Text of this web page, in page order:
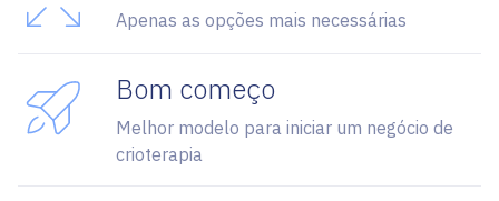
Apenas as opções mais necessárias
Bom começo
Melhor modelo para iniciar um negócio de
crioterapia